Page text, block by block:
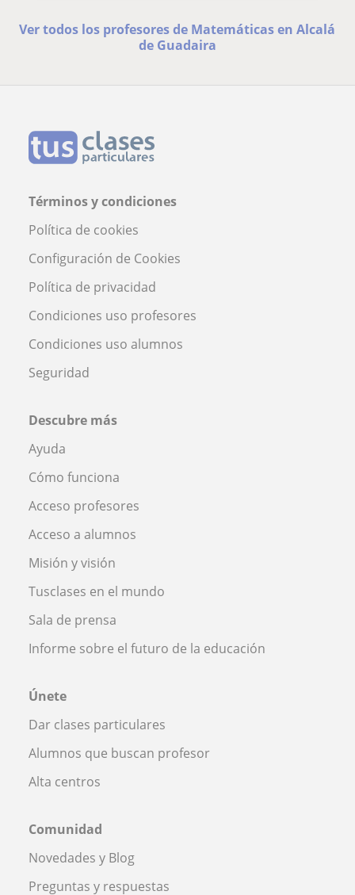
Ver todos los profesores de Matemáticas en Alcalá
de Guadaira
Términos y condiciones
Política de cookies
Configuración de Cookies
Política de privacidad
Condiciones uso profesores
Condiciones uso alumnos
Seguridad
Descubre más
Ayuda
Cómo funciona
Acceso profesores
Acceso a alumnos
Misión y visión
Tusclases en el mundo
Sala de prensa
Informe sobre el futuro de la educación
Únete
Dar clases particulares
Alumnos que buscan profesor
Alta centros
Comunidad
Novedades y Blog
Preguntas y respuestas